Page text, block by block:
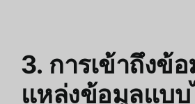
3. การเข้าถึงข้
แหล่งข้อมูลแบบ